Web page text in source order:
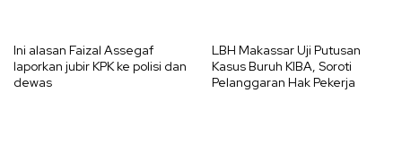
Ini alasan Faizal Assegaf
laporkan jubir KPK ke polisi dan
dewas
LBH Makassar Uji Putusan
Kasus Buruh KIBA, Soroti
Pelanggaran Hak Pekerja